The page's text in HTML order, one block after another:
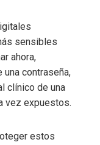
sensibles
ahora,
contraseña,
clínico de una
vez expuestos.
estos